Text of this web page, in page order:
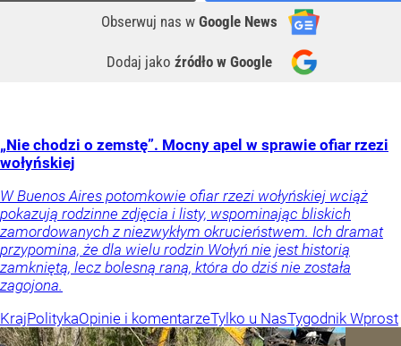
Obserwuj nas w Google News
Dodaj jako źródło w Google
„Nie chodzi o zemstę”. Mocny apel w sprawie ofiar rzezi
wołyńskiej
W Buenos Aires potomkowie ofiar rzezi wołyńskiej wciąż
pokazują rodzinne zdjęcia i listy, wspominając bliskich
zamordowanych z niezwykłym okrucieństwem. Ich dramat
przypomina, że dla wielu rodzin Wołyń nie jest historią
zamkniętą, lecz bolesną raną, która do dziś nie została
zagojona.
KrajPolitykaOpinie i komentarzeTylko u NasTygodnik Wprost